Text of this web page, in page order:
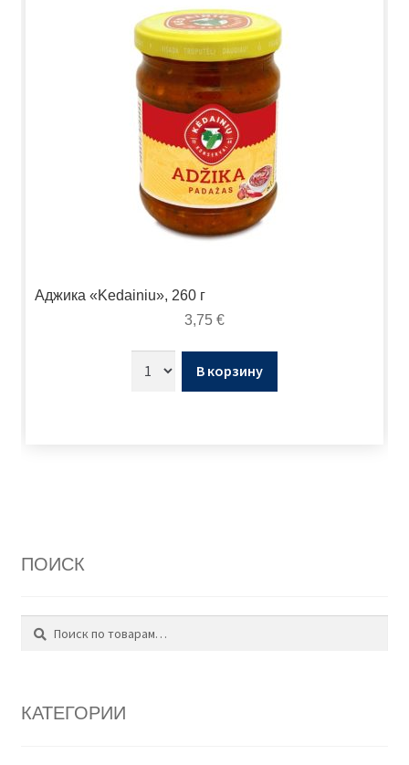
Аджика «Kedainiu», 260 г
3,75 €
В корзину
ПОИСК
Поиск
КАТЕГОРИИ